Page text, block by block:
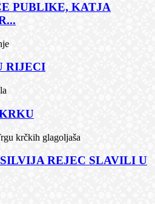
PUBLIKE, KATJA
RIJECI
krčkih glagoljaša
REJEC SLAVILI U